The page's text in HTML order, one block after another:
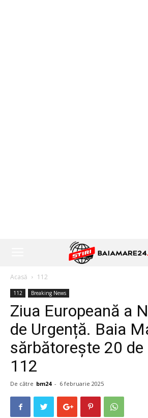
Acasă 112
112 Breaking News
Ziua Europeană a
de Urgență. Baia
sărbătorește 20 de
112
De către bm24 - 6 februarie 2025